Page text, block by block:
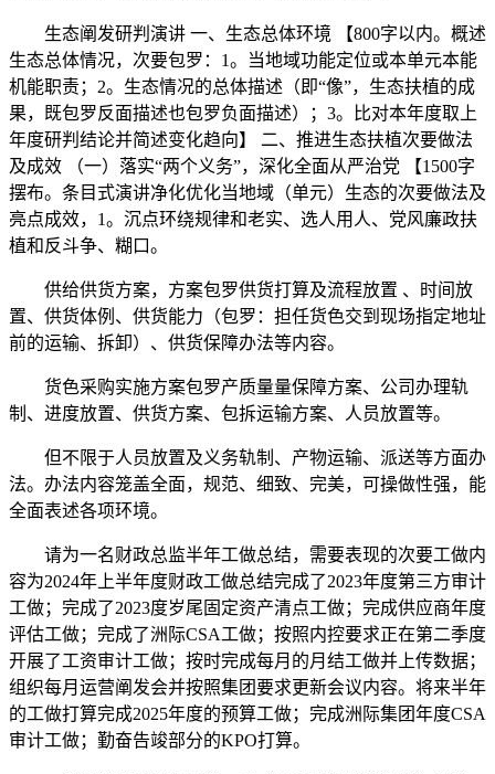
生态阐发研判演讲 一、生态总体环境 【800字以内。概述
生态总体情况，次要包罗：1。当地域功能定位或本单元本能
机能职责；2。生态情况的总体描述（即“像”，生态扶植的成
果，既包罗反面描述也包罗负面描述）；3。比对本年度取上
年度研判结论并简述变化趋向】 二、推进生态扶植次要做法
及成效 （一）落实“两个义务”，深化全面从严治党 【1500字
摆布。条目式演讲净化优化当地域（单元）生态的次要做法及
亮点成效，1。沉点环绕规律和老实、选人用人、党风廉政扶
植和反斗争、糊口。
供给供货方案，方案包罗供货打算及流程放置 、时间放
置、供货体例、供货能力（包罗：担任货色交到现场指定地址
前的运输、拆卸）、供货保障办法等内容。
货色采购实施方案包罗产质量量保障方案、公司办理轨
制、进度放置、供货方案、包拆运输方案、人员放置等。
但不限于人员放置及义务轨制、产物运输、派送等方面办
法。办法内容笼盖全面，规范、细致、完美，可操做性强，能
全面表述各项环境。
请为一名财政总监半年工做总结，需要表现的次要工做内
容为2024年上半年度财政工做总结完成了2023年度第三方审计
工做；完成了2023度岁尾固定资产清点工做；完成供应商年度
评估工做；完成了洲际CSA工做；按照内控要求正在第二季度
开展了工资审计工做；按时完成每月的月结工做并上传数据；
组织每月运营阐发会并按照集团要求更新会议内容。将来半年
的工做打算完成2025年度的预算工做；完成洲际集团年度CSA
审计工做；勤奋告竣部分的KPO打算。